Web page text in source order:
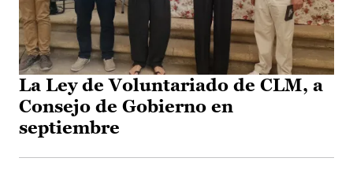
La Ley de Voluntariado de CLM, a
Consejo de Gobierno en
septiembre